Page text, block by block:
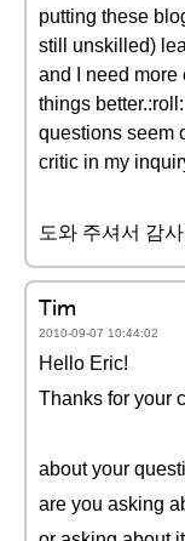
putting these
still unskilled)
and I need more
things
questions seem
critic in my
도와 주셔서 감
Tim
2010-09-07 10:44:02
Hello Eric!
Thanks for your
about your
are you asking